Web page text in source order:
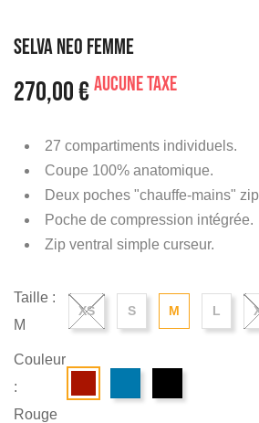
SELVA NEO FEMME
270,00 €Aucune taxe
27 compartiments individuels.
Coupe 100% anatomique.
Deux poches "chauffe-mains"
Poche de compression intégrée.
Zip ventral simple curseur.
Taille :
M
XS S M L
Couleur
:
Rouge